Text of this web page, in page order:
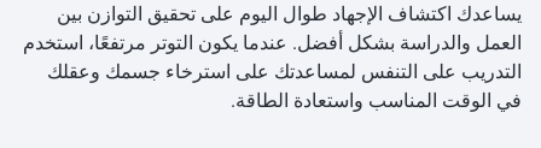
يساعدك اكتشاف الإجهاد طوال اليوم على تحقيق التوازن بين
العمل والدراسة بشكل أفضل. عندما يكون التوتر مرتفعًا، استخدم
التدريب على التنفس لمساعدتك على استرخاء جسمك وعقلك
في الوقت المناسب واستعادة الطاقة.